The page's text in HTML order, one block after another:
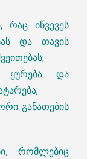
რაც იწვევეს
და თავის
ყურება და
განათების
რომლებიც